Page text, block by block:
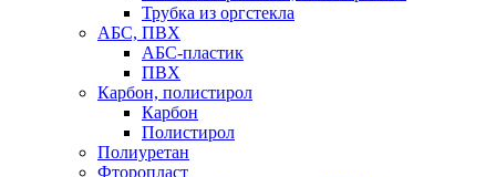
Трубка из оргстекла
АБС, ПВХ
АБС-пластик
ПВХ
Карбон, полистирол
Карбон
Полистирол
Полиуретан
Фторопласт